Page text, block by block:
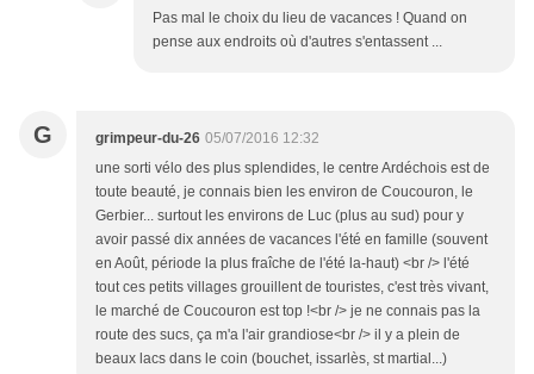
Pas mal le choix du lieu de vacances ! Quand on
pense aux endroits où d'autres s'entassent ...
G grimpeur-du-26 05/07/2016 12:32
une sorti vélo des plus splendides, le centre Ardéchois est de
toute beauté, je connais bien les environ de Coucouron, le
Gerbier... surtout les environs de Luc (plus au sud) pour y
avoir passé dix années de vacances l'été en famille (souvent
en Août, période la plus fraîche de l'été la-haut) <br /> l'été
tout ces petits villages grouillent de touristes, c'est très vivant,
le marché de Coucouron est top !<br /> je ne connais pas la
route des sucs, ça m'a l'air grandiose<br /> il y a plein de
beaux lacs dans le coin (bouchet, issarlès, st martial...)